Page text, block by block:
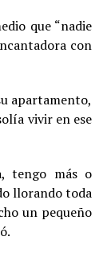
que “nadie
con
apartamento,
vivir en ese
tengo más o
llorando toda
un pequeño